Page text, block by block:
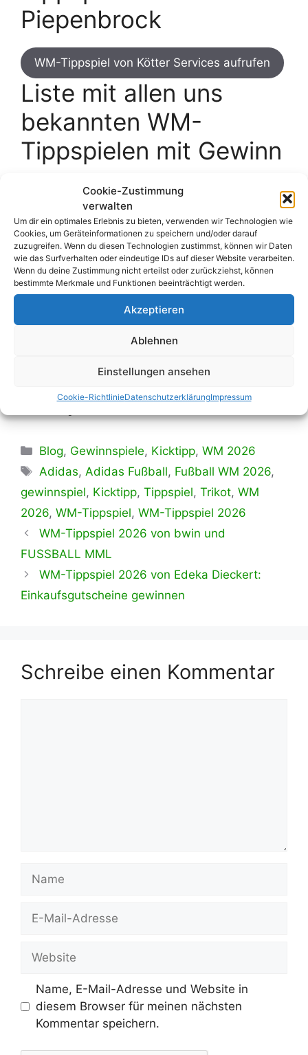
Cookie-Zustimmung
verwalten
Um dir ein optimales Erlebnis zu bieten, verwenden wir Technologien wie
Cookies, um Geräteinformationen zu speichern und/oder darauf
zuzugreifen. Wenn du diesen Technologien zustimmst, können wir Daten
wie das Surfverhalten oder eindeutige IDs auf dieser Website verarbeiten.
Wenn du deine Zustimmung nicht erteilst oder zurückziehst, können
bestimmte Merkmale und Funktionen beeinträchtigt werden.
Akzeptieren
Ablehnen
Einstellungen ansehen
Cookie-RichtlinieDatenschutzerklärungImpressum
Piepenbrock
WM-Tippspiel von Kötter Services aufrufen
Liste mit allen uns
bekannten WM-
Tippspielen mit Gewinn
Dies ist nur eines von zahlreichen Tippspielen
zur WM 2026, bei denen ihr Preise gewinnen
könnt. Hier geht es zu unserer kompletten
Übersicht mit allen Gewinnspiel-Tippspielen:
Übersicht mit WM-Tippspielen mit
Gewinnspiel aufrufen
Die mit einem Sternchen (*) gekennzeichneten Links sind
an qualifizierten Verkäufen. Wenn du auf so einen Link klickst
Online-Shop oder Anbieter eine Provision. Für dich
unterstützt du lediglich die Erstellung kostenloser Inhalte auf
Kategorien
Blog, Gewinnspiele, Kicktipp,WM 2026
Schlagwörter
Adidas,Adidas Fußball, Fußball WM 2026,
gewinnspiel, Kicktipp, Tippspiel, Trikot, WM
2026, WM-Tippspiel, WM-Tippspiel 2026
WM-Tippspiel 2026 von bwin und
FUSSBALL MML
WM-Tippspiel 2026 von Edeka Dieckert:
Einkaufsgutscheine gewinnen
Schreibe einen Kommentar
Name
Website
Name, E-Mail-Adresse und Website in
diesem Browser für meinen nächsten
Kommentar speichern.